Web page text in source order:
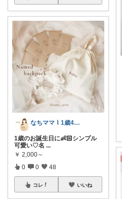
なちママ ⌇ 1歳4歳ママ
1歳のお誕生日に👶🏻‪‪シンプル
可愛い♡名 ...
￥ 2,000～
0 0 48
コレ いいね